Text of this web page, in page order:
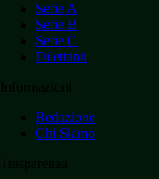
Serie A
Serie B
Serie C
Dilettanti
Redazione
Chi Siamo